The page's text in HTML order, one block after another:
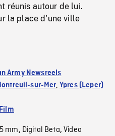
réunis autour de lui.
la place d'une ville
Army Newsreels
sur-Mer, Ypres (Leper)
mm, Digital Beta,Video